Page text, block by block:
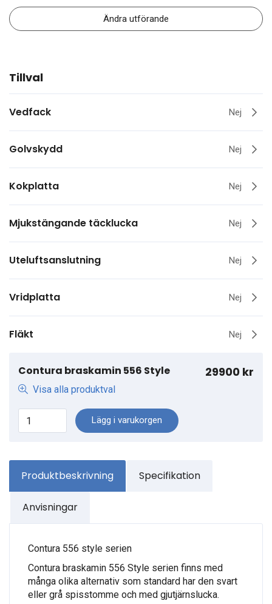
Ändra utförande
Tillval
Vedfack Nej
Golvskydd Nej
Kokplatta Nej
Mjukstängande täcklucka Nej
Uteluftsanslutning Nej
Vridplatta Nej
Fläkt Nej
Contura braskamin 556 Style
Visa alla produktval
29900 kr
Lägg i varukorgen
Produktbeskrivning Specifikation
Anvisningar
Contura 556 style serien
Contura braskamin 556 Style serien finns med
många olika alternativ som standard har den svart
eller grå spisstomme och med gjutjärnslucka.